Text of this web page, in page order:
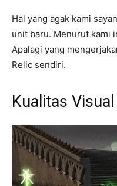
Hal yang agak kami
unit baru. Menurut kami
Apalagi yang
Relic sendiri.
Kualitas